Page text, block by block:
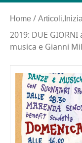
Home / Articoli,
2019: DUE
musica e Gianni